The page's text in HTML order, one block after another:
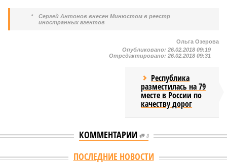
*
Сергей Антонов внесен Минюстом в реестр
иностранных агентов
Ольга Озерова
Опубликовано: 26.02.2018 09:19
Отредактировано: 26.02.2018 09:31
Республика
разместилась на 79
месте в России по
качеству дорог
КОММЕНТАРИИ 0
ПОСЛЕДНИЕ НОВОСТИ